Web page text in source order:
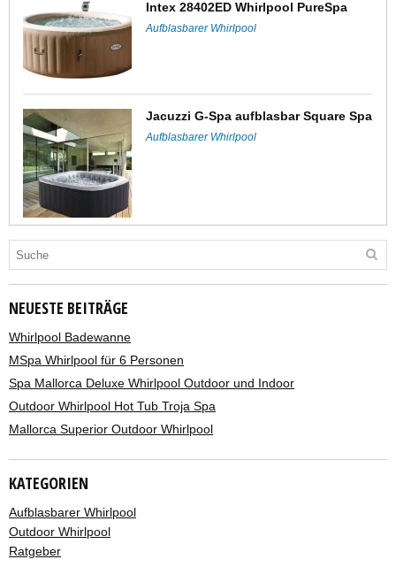
Intex 28402ED Whirlpool PureSpa
Aufblasbarer Whirlpool
Jacuzzi G-Spa aufblasbar Square Spa
Aufblasbarer Whirlpool
NEUESTE BEITRÄGE
Whirlpool Badewanne
MSpa Whirlpool für 6 Personen
Spa Mallorca Deluxe Whirlpool Outdoor und Indoor
Outdoor Whirlpool Hot Tub Troja Spa
Mallorca Superior Outdoor Whirlpool
KATEGORIEN
Aufblasbarer Whirlpool
Outdoor Whirlpool
Ratgeber